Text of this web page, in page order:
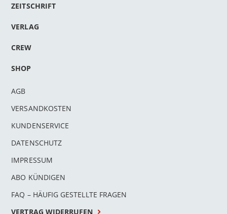
ZEITSCHRIFT
VERLAG
CREW
SHOP
AGB
VERSANDKOSTEN
KUNDENSERVICE
DATENSCHUTZ
IMPRESSUM
ABO KÜNDIGEN
FAQ – HÄUFIG GESTELLTE FRAGEN
VERTRAG WIDERRUFEN